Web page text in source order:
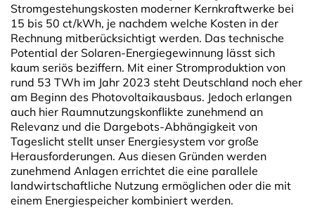
Stromgestehungskosten moderner Kernkraftwerke bei
15 bis 50 ct/kWh, je nachdem welche Kosten in der
Rechnung mitberücksichtigt werden. Das technische
Potential der Solaren-Energiegewinnung lässt sich
kaum seriös beziffern. Mit einer Stromproduktion von
rund 53 TWh im Jahr 2023 steht Deutschland noch eher
am Beginn des Photovoltaikausbaus. Jedoch erlangen
auch hier Raumnutzungskonflikte zunehmend an
Relevanz und die Dargebots-Abhängigkeit von
Tageslicht stellt unser Energiesystem vor große
Herausforderungen. Aus diesen Gründen werden
zunehmend Anlagen errichtet die eine parallele
landwirtschaftliche Nutzung ermöglichen oder die mit
einem Energiespeicher kombiniert werden.